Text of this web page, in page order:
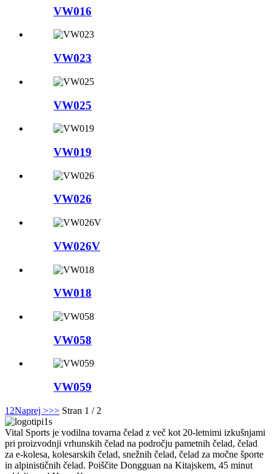
VW016
VW023
VW025
VW019
VW026
VW026V
VW018
VW058
VW059
1 2Naprej >>> Stran 1 / 2
Vital Sports je vodilna tovarna čelad z več kot 20-letnimi izkušnjami
pri proizvodnji vrhunskih čelad na področju pametnih čelad, čelad
za e-kolesa, kolesarskih čelad, snežnih čelad, čelad za močne športe
in alpinističnih čelad. Poiščite Dongguan na Kitajskem, 45 minut